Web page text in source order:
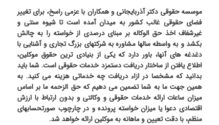
موسسه حقوقی دکتر آذربایجانی و همکاران با عزمی راسخ، برای تغییر
فضای حقوقی غالب کشور به میدان آمده است تا شیوه سنتی و
غیرشفاف اخذ حق الوکاله بر مبنای درصدی از خواسته را به چالش
بکشد و به واسطه سالها مشاوره به شرکتهای بزرگ تجاری و آشنایی با
دغدغه های آنها، باور دارد که یکی از بنیادی ترین حقوق موکلین،
اطلاع یافتن از ساختار دریافت دستمزد خدمات حقوقی است. شما باید
بدانید که مشخصا در ازاء دریافت چه خدماتی هزینه می کنید. به
همین جهت ما به شما تضمین می دهیم که حق الزحمه ما بر اساس
میزان ساعات ارائه خدمات حقوقی و وکالتی و بدون ارتباط با ارزش
اقتصادی دعوا یا میزان خواسته پرونده و در چارچوب صورتحسابهای
منظم، با دقت تعیین و ماهانه به موکلین ارائه خواهد شد.